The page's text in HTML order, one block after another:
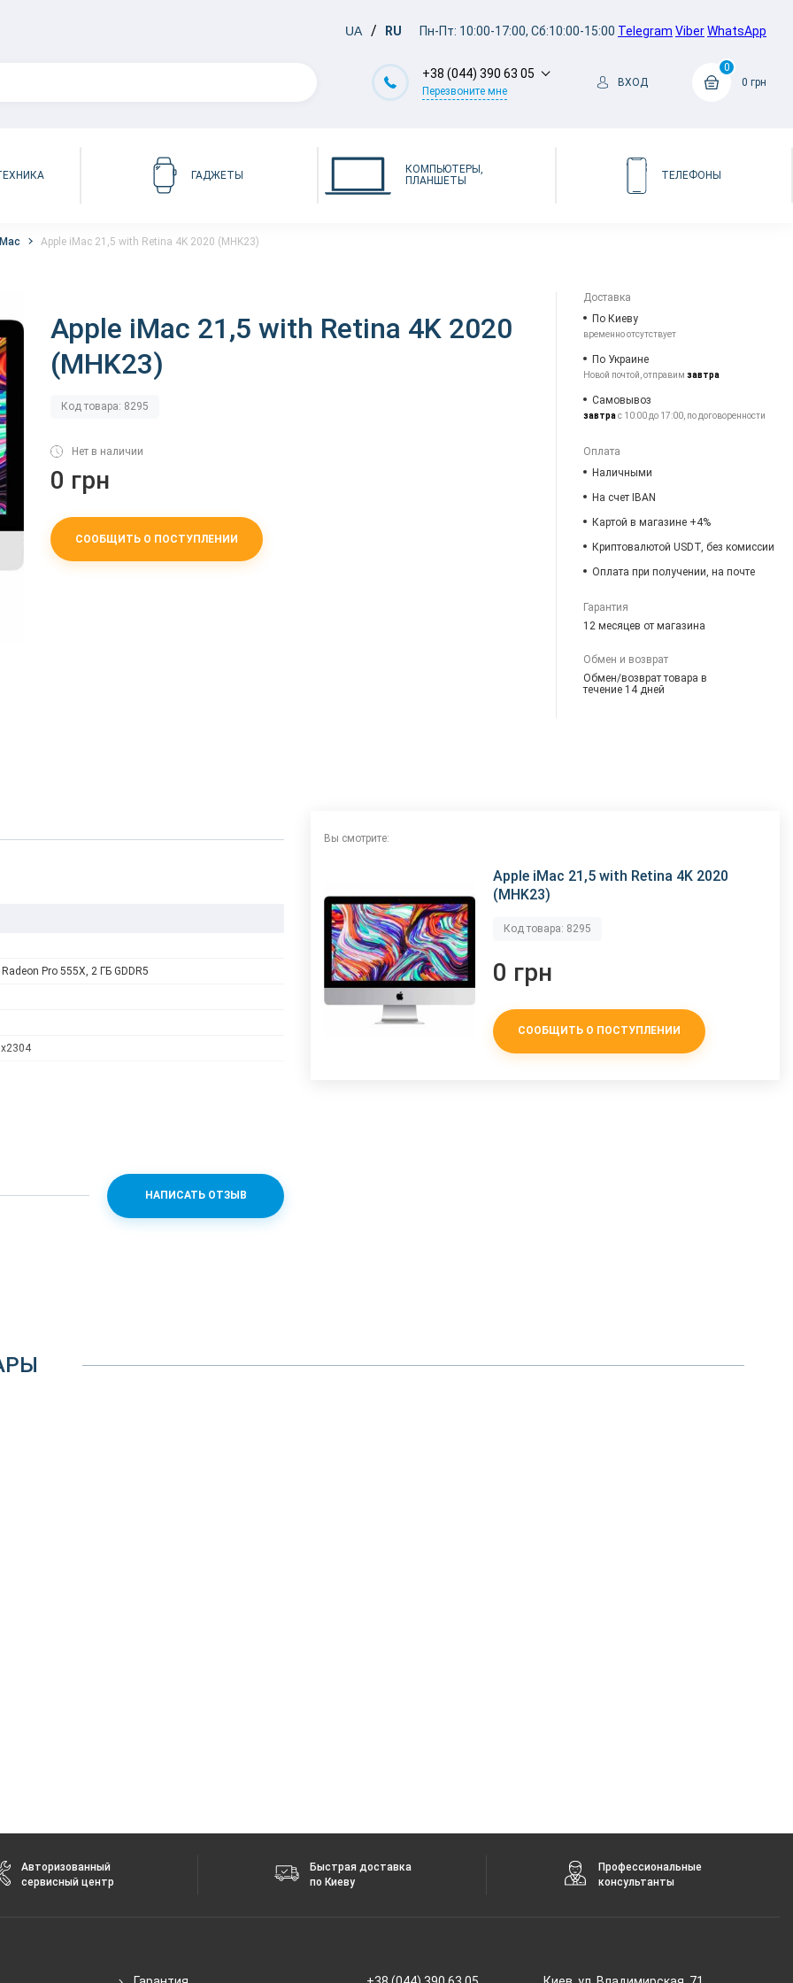
UA RU Пн-Пт: 10:00-17:00, Сб:10:00-15:00 Telegram ViberWhatsApp
+38 (044) 390 63 05
Перезвоните мне
ВХОД
0
0 грн
ГАДЖЕТЫ
КОМПЬЮТЕРЫ,
ПЛАНШЕТЫ
ТЕЛЕФОНЫ
Apple iMac 21,5 with Retina 4K 2020 (MHK23)
Apple iMac 21,5 with Retina 4K 2020
(MHK23)
Код товара: 8295
Нет в наличии
0 грн
СООБЩИТЬ О ПОСТУПЛЕНИИ
Доставка
По Киеву
временно отсутствует
По Украине
Новой почтой, отправимзавтра
Самовывоз
завтрас 10:00 до 17:00, по договоренности
Оплата
Наличными
На счет IBAN
Картой в магазине +4%
Криптовалютой USDT, без комиссии
Оплата при получении, на почте
Гарантия
12 месяцев от магазина
Обмен и возврат
Обмен/возврат товара в
течение 14 дней
Pro 555X, 2 ГБ GDDR5
a/b/g/n/ас, 2.4+5 ГГц
НАПИСАТЬ ОТЗЫВ
Вы смотрите:
Apple iMac 21,5 with Retina 4K 2020
(MHK23)
Код товара: 8295
0 грн
СООБЩИТЬ О ПОСТУПЛЕНИИ
Авторизованный
сервисный центр
Быстрая доставка
по Киеву
Профессиональные
консультанты